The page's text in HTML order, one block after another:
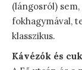
(lángosról)
fokhagymával,
klasszikus.
Kávézók és